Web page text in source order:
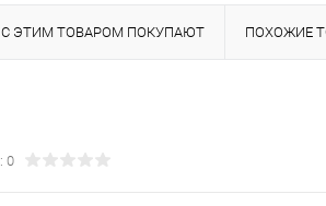
С ЭТИМ ТОВАРОМ ПОКУПАЮТ ПОХОЖИЕ
0